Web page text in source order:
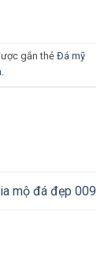
gắn thẻĐá mỹ
.
mộ đá đẹp 009